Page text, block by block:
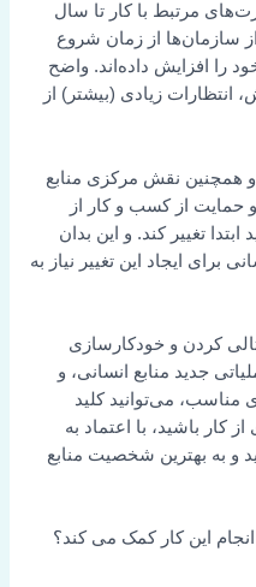
درصد از مهارت‌های مرتبط با کار تا سال
کرد و 85 درصد از سازمان‌ها از زمان شروع
را افزایش داده‌اند. واضح
زیادی (بیشتر) از
همچنین نقش مرکزی منابع
حمایت از کسب و کار از
تغییر کند. و این بدان
ایجاد این تغییر نیاز به
کردن و خودکارسازی
جدید منابع انسانی، و
مناسب، می‌توانید کلید
کار باشید، با اعتماد به
و به بهترین شخصیت منابع
این کار کمک می کند؟